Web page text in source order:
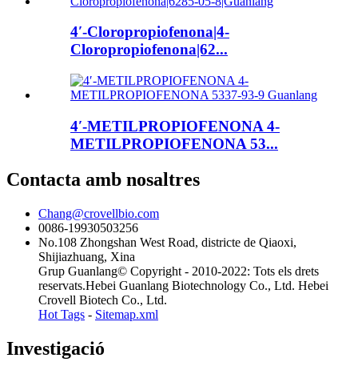
4′-Cloropropiofenona|4-
Cloropropiofenona|62...
4′-METILPROPIOFENONA 4-
METILPROPIOFENONA 53...
Contacta amb nosaltres
Chang@crovellbio.com
0086-19930503256
No.108 Zhongshan West Road, districte de Qiaoxi,
Shijiazhuang, Xina
Grup Guanlang© Copyright - 2010-2022: Tots els drets
reservats.Hebei Guanlang Biotechnology Co., Ltd. Hebei
Crovell Biotech Co., Ltd.
Hot Tags - Sitemap.xml
Investigació